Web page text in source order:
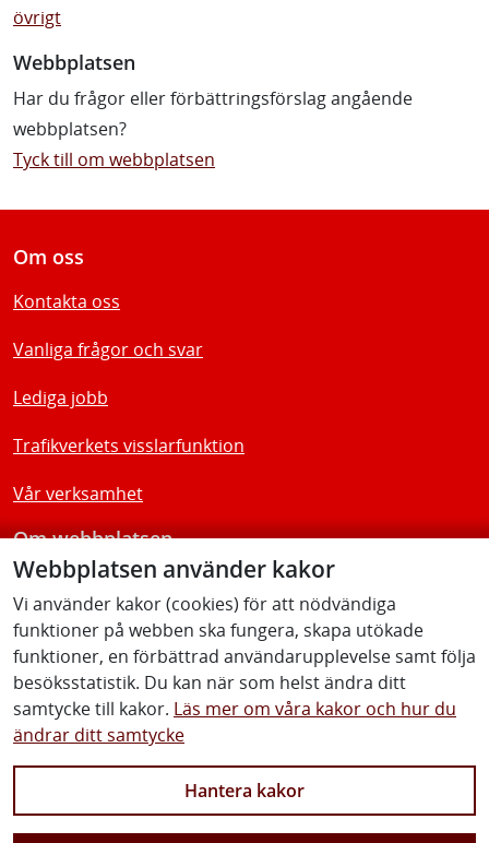
Webbplatsen använder kakor
Vi använder kakor (cookies) för att nödvändiga
funktioner på webben ska fungera, skapa utökade
funktioner, en förbättrad användarupplevelse samt följa
besöksstatistik. Du kan när som helst ändra ditt
samtycke till kakor. Läs mer om våra kakor och hur du
ändrar ditt samtycke
Hantera kakor
övrigt
Webbplatsen
Har du frågor eller förbättringsförslag angående
webbplatsen?
Tyck till om webbplatsen
Om oss
Kontakta oss
Vanliga frågor och svar
Lediga jobb
Trafikverkets visslarfunktion
Vår verksamhet
Om webbplatsen
Tillgänglighetsredogörelse
Följ oss
Facebook Youtube